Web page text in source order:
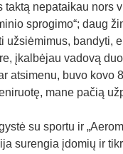
nepataikau nors
sprogimo“; daug
bandyti,
įkalbėjau vadovą
atsimenu, buvo kovo
mane pačią
su sportu ir
surengia įdomių ir